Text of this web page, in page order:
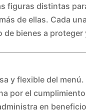
figuras distintas
de ellas. Cada
bienes a
y flexible del
por el
en